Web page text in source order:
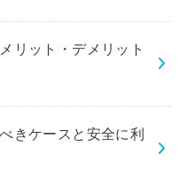
リット・デメリット
きケースと安全に利